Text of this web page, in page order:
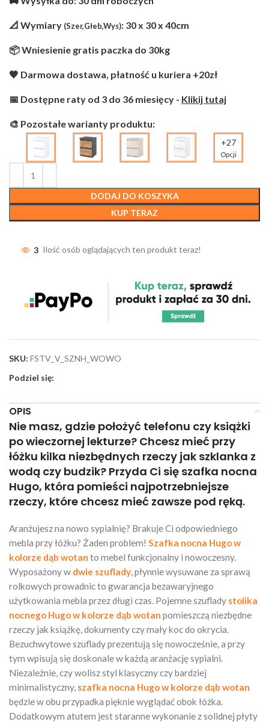
📐 Wymiary (Szer,Głeb,Wys): 30 x 30 x 40cm
📦 Wniesienie gratis paczka do 30kg
🧡 Darmowa dostawa, płatność u kuriera +20zł
📅 Dostępne raty od 3 do 36 miesięcy - Klikij tutaj
🎨 Pozostałe warianty produktu:
+27
Opcji
DODAJ DO KOSZYKA
KUP TERAZ
3 Ilość osób oglądających ten produkt teraz!
SKU: FSTV_V_SZNH_WOWO
Podziel się:
OPIS
Nie masz, gdzie położyć telefonu czy książki
po wieczornej lekturze? Chcesz mieć przy
łóżku kilka niezbędnych rzeczy jak szklanka z
wodą czy budzik? Przyda Ci się szafka nocna
Hugo, która pomieści najpotrzebniejsze
rzeczy, które chcesz mieć zawsze pod ręką.
Aranżujesz na nowo sypialnię? Brakuje Ci odpowiedniego
mebla przy łóżku? Żaden problem! Szafka nocna Hugo w
kolorze dąb wotan to mebel funkcjonalny i nowoczesny.
Wyposażony w dwie szuflady, płynnie wysuwane za sprawą
rolkowych prowadnic to gwarancja bezawaryjnego
użytkowania mebla przez długi czas. Pojemne szuflady stolika
nocnego Hugo w kolorze dąb wotan pomieszczą niezbędne
rzeczy jak książkę, dokumenty czy mały koc do okrycia.
Bezuchwytowe szuflady prezentują się nowocześnie, a przy
tym wpisują się doskonale w każdą aranżację sypialni.
Niezależnie, czy wolisz styl klasyczny czy bardziej
minimalistyczny, szafka nocna Hugo w kolorze dąb wotan
będzie w obu przypadka pięknie wyglądać obok łóżka.
Dodatkowym atutem jest staranne wykonanie z solidnej płyty